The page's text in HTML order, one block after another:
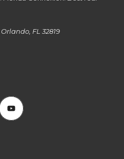
FL 32819